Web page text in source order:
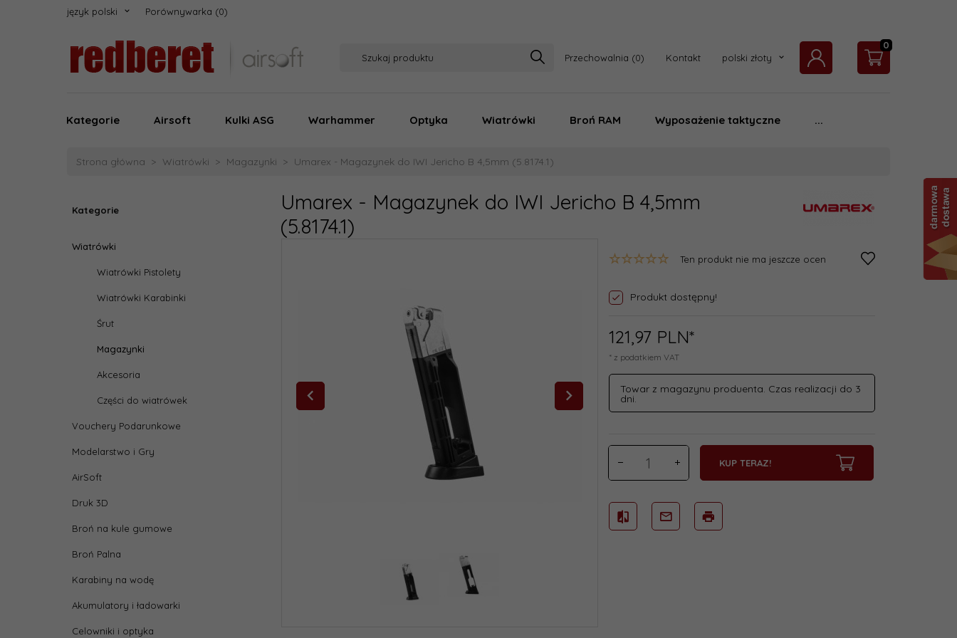
język polski Porównywarka
Przechowalnia Kontakt currency_h
polski złoty
0
Kategorie Airsoft Kulki ASG Warhammer Optyka Wiatrówki Broń RAM Wyposażenie taktyczne ...
Strona główna Wiatrówki Magazynki Umarex - Magazynek do IWI Jericho B 4,5mm (5.8174.1)
Kategorie
Wiatrówki
Wiatrówki Pistolety
Wiatrówki Karabinki
Śrut
Magazynki
Akcesoria
Części do wiatrówek
Vouchery Podarunkowe
Modelarstwo i Gry
AirSoft
Druk 3D
Broń na kule gumowe
Broń Palna
Karabiny na wodę
Akumulatory i ładowarki
Celowniki i optyka
Umarex - Magazynek do IWI Jericho B 4,5mm
(5.8174.1)
Ten produkt nie ma jeszcze ocen
Produkt dostępny!
121,97 PLN*
* z podatkiem VAT
Towar z magazynu produenta. Czas realizacji do 3
dni.
KUP TERAZ!